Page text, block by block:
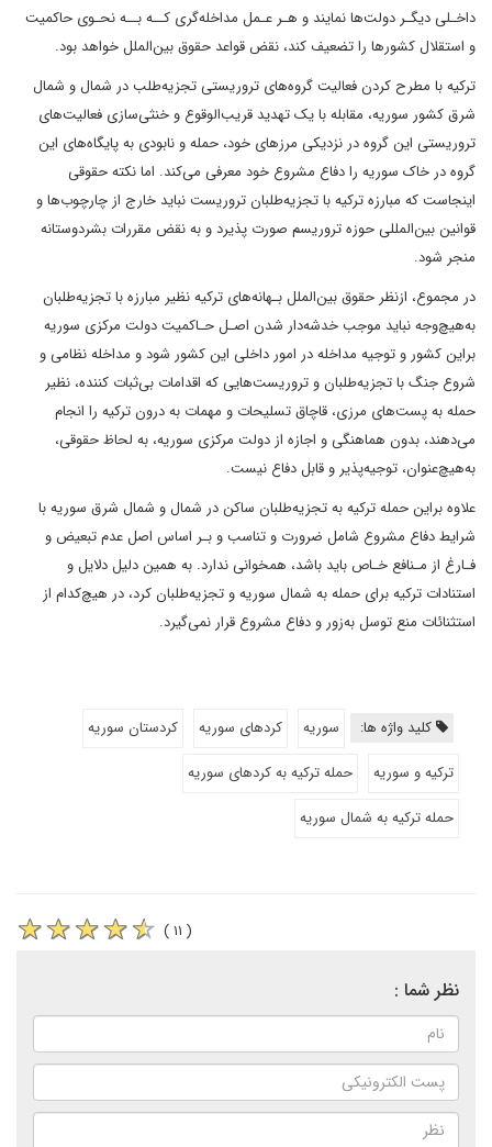
داخـلی ‌‌دیگـر‌ دولت‌ها نمایند و هـر عـمل مداخله‌گری کــه بــه نحـوی حاکمیت
و استقلال کشورها را‌ تضعیف کند، نقض قواعد حقوق بین‌الملل خواهد بود.
ترکیه با مطرح کردن فعالیت گروه‌های تروریستی تجزیه‌طلب در شمال و شمال
شرق کشور سوریه، مقابله با یک تهدید قریب‌الوقوع و خنثی‌سازی فعالیت‌های
تروریستی این گروه در نزدیکی مرزهای خود، حمله و نابودی به پایگاه‌های این
گروه در خاک سوریه را دفاع مشروع خود معرفی می‌کند. اما نکته حقوقی
اینجاست که مبارزه ترکیه با تجزیه‌طلبان تروریست نباید خارج از چارچوب‌ها و
قوانین بین‌المللی حوزه تروریسم صورت پذیرد و به نقض مقررات بشردوستانه
منجر شود.
در مجموع، ازنظر حقوق بین‌الملل بـهانه‌های ترکیه نظیر مبارزه با تجزیه‌طلبان
به‌هیچ‌وجه نباید موجب خدشه‌دار شدن اصـل حـاکمیت‌ دولت مرکزی سوریه
براین کشور و توجیه مداخله در امور داخلی این کشور‌ شود و مداخله نظامی و
شروع جنگ با تجزیه‌طلبان و تروریست‌هایی که اقدامات بی‌ثبات کننده، نظیر
حمله به پست‌های مرزی، قاچاق تسلیحات و مهمات به درون ترکیه را انجام
می‌دهند، بدون هماهنگی و اجازه از دولت مرکزی سوریه، به لحاظ حقوقی،
به‌هیچ‌عنوان، توجیه‌پذیر و قابل دفاع نیست.
علاوه براین حمله ترکیه به تجزیه‌طلبان ساکن در شمال و شمال شرق سوریه با
شرایط دفاع مشروع شامل ضرورت و تناسب و بـر اساس اصل عدم تبعیض و
فـارغ از مـنافع خـاص باید باشد، همخوانی ندارد. به همین دلیل دلایل و
استنادات ترکیه برای حمله به شمال سوریه و تجزیه‌طلبان کرد، در هیچ‌کدام از
استثنائات منع توسل به‌زور و دفاع مشروع قرار نمی‌گیرد.
کلید واژه ها: سوریه کردهای سوریه
کردستان سوریه
ترکیه و سوریه
حمله ترکیه به کردهای سوریه
حمله ترکیه به شمال سوریه
( ۱۱ )
نظر شما :